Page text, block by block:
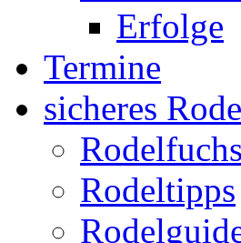
Erfolge
Termine
sicheres
Rodeltipps